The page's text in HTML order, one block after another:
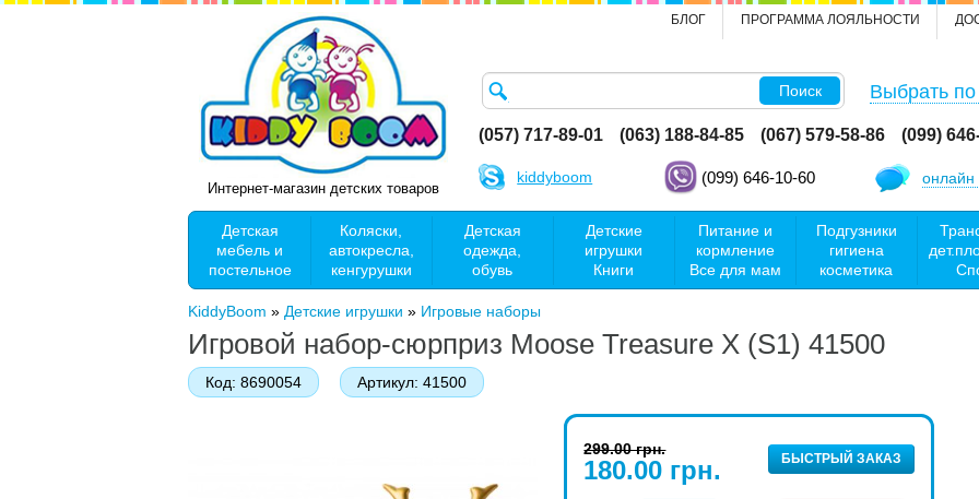
ПРОГРАММА ЛОЯЛЬНОСТИ
БЛОГ
Интернет-магазин детских товаров
Поиск Выбрать
(057) 717-89-01 (063) 188-84-85 (067) 579-58-86 (099)
kiddyboom (099) 646-10-60 онлайн
Детская
мебель и
постельное
Коляски,
автокресла,
кенгурушки
Детская
одежда,
обувь
Детские
игрушки
Книги
Питание и
кормление
Все для мам
Подгузники
гигиена
косметика
KiddyBoom » Детские игрушки » Игровые наборы
Игровой набор-сюрприз Moose Treasure X (S1) 41500
Код: 8690054 Артикул: 41500
299.00 грн.
180.00 грн. БЫСТРЫЙ ЗАКАЗ